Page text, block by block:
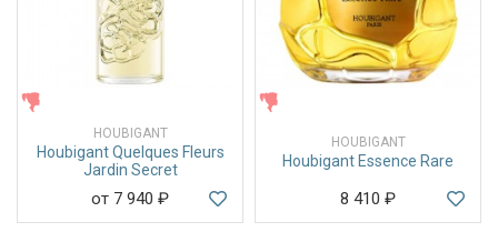
HOUBIGANT
Houbigant Quelques Fleurs
Jardin Secret
от 7 940 ₽
HOUBIGANT
Houbigant Essence Rare
8 410 ₽